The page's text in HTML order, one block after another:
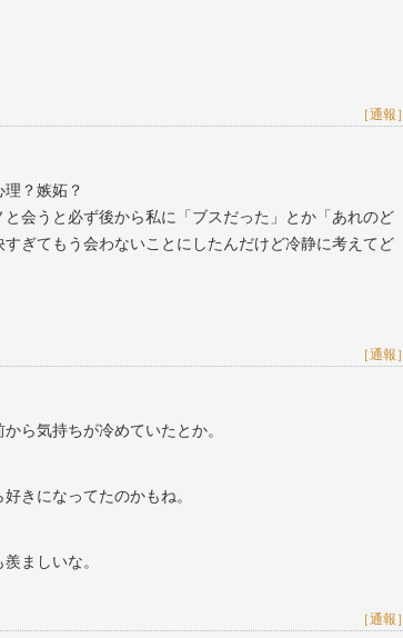
［通報］
？嫉妬？
会うと必ず後から私に「ブスだった」とか「あれのど
ぎてもう会わないことにしたんだけど冷静に考えてど
［通報］
ら気持ちが冷めていたとか。
きになってたのかもね。
ましいな。
［通報］